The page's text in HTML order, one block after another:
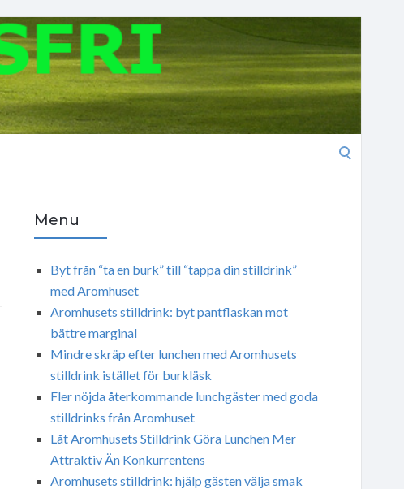
Menu
Byt från “ta en burk” till “tappa din stilldrink”
med Aromhuset
Aromhusets stilldrink: byt pantflaskan mot
bättre marginal
Mindre skräp efter lunchen med Aromhusets
stilldrink istället för burkläsk
Fler nöjda återkommande lunchgäster med goda
stilldrinks från Aromhuset
Låt Aromhusets Stilldrink Göra Lunchen Mer
Attraktiv Än Konkurrentens
Aromhusets stilldrink: hjälp gästen välja smak